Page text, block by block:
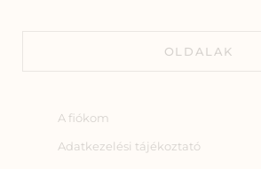
OLDALAK
A fiókom
Adatkezelési tájékoztató